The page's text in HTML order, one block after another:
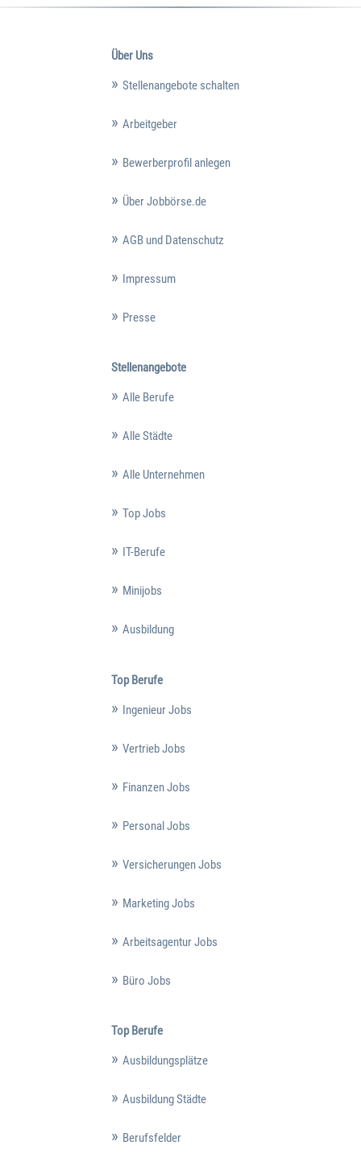
Über Uns
Stellenangebote schalten
Arbeitgeber
Bewerberprofil anlegen
Über Jobbörse.de
AGB und Datenschutz
Impressum
Presse
Stellenangebote
Alle Berufe
Alle Städte
Alle Unternehmen
Top Jobs
IT-Berufe
Minijobs
Ausbildung
Top Berufe
Ingenieur Jobs
Vertrieb Jobs
Finanzen Jobs
Personal Jobs
Versicherungen Jobs
Marketing Jobs
Arbeitsagentur Jobs
Büro Jobs
Top Berufe
Ausbildungsplätze
Ausbildung Städte
Berufsfelder